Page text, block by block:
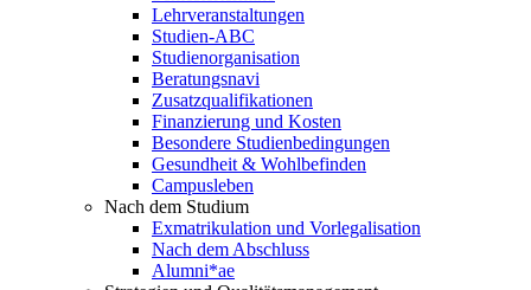
Lehrveranstaltungen
Studien-ABC
Studienorganisation
Beratungsnavi
Zusatzqualifikationen
Finanzierung und Kosten
Besondere Studienbedingungen
Gesundheit & Wohlbefinden
Campusleben
Nach dem Studium
Exmatrikulation und Vorlegalisation
Nach dem Abschluss
Alumni*ae